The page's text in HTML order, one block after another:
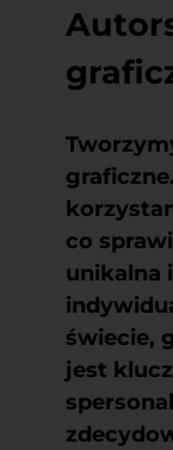
co
unikalna
świecie,
jest